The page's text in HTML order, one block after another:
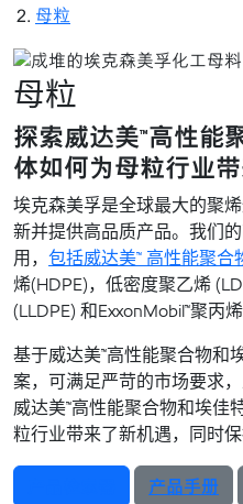
母粒
母粒
探索威达美™高性能
体如何为母粒行业
埃克森美孚是全球最大的聚
新并提供高品质产品。我们
用， 包括威达美™ 高性能聚合
烯(HDPE)，低密度聚乙烯
(LLDPE) 和ExxonMobil™聚丙烯
基于威达美™高性能聚合物和
案，可满足严苛的市场要求
威达美™高性能聚合物和埃佳
粒行业带来了新机遇，同时
产品手册